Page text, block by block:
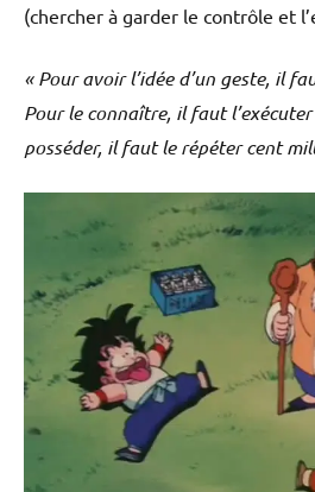
(chercher à garder le contrôle et
« Pour avoir l’idée d’un geste, il
Pour le connaître, il faut
posséder, il faut le répéter cent